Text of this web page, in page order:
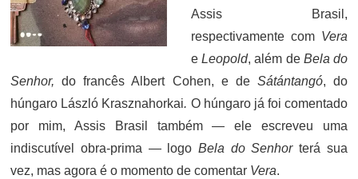
Assis Brasil,
respectivamente com Vera
eLeopold, além de Bela do
Senhor,do francês Albert Cohen, e de Sátántangó, do
húngaro László Krasznahorkai. O húngaro já foi comentado
por mim, Assis Brasil também — ele escreveu uma
indiscutível obra-prima — logo Bela do Senhorterá sua
vez, mas agora é o momento de comentar Vera.